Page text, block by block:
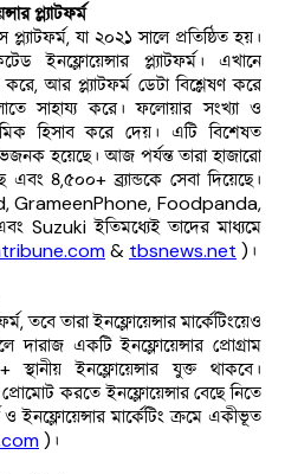
প্ল্যাটফর্ম
যা ২০২১ সালে প্রতিষ্ঠিত হয়।
ইনফ্লোয়েন্সার প্ল্যাটফর্ম। এখানে
করে, আর প্ল্যাটফর্ম ডেটা বিশ্লেষণ করে
সাহায্য করে। ফলোয়ার সংখ্যা ও
হিসাব করে দেয়। এটি বিশেষত
হয়েছে। আজ পর্যন্ত তারা হাজারো
৪,৫০০+ ব্র্যান্ডকে সেবা দিয়েছে।
GrameenPhone, Foodpanda,
Suzuki ইতিমধ্যেই তাদের মাধ্যমে
& tbsnews.net )।
তবে তারা ইনফ্লোয়েন্সার মার্কেটিংয়েও
একটি ইনফ্লোয়েন্সার প্রোগ্রাম
ইনফ্লোয়েন্সার যুক্ত থাকবে।
করতে ইনফ্লোয়েন্সার বেছে নিতে
ইনফ্লোয়েন্সার মার্কেটিং ক্রমে একীভূত
)।